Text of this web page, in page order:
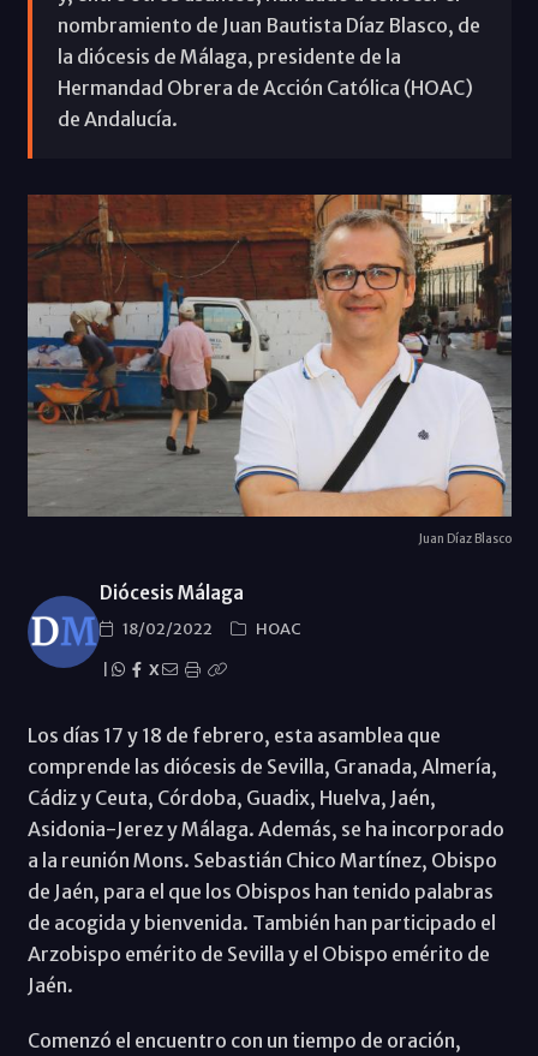
nombramiento de Juan Bautista Díaz Blasco, de
la diócesis de Málaga, presidente de la
Hermandad Obrera de Acción Católica (HOAC)
de Andalucía.
Juan Díaz Blasco
Diócesis Málaga
18/02/2022
HOAC
X
Los días 17 y 18 de febrero, esta asamblea que
comprende las diócesis de Sevilla, Granada, Almería,
Cádiz y Ceuta, Córdoba, Guadix, Huelva, Jaén,
Asidonia-Jerez y Málaga. Además, se ha incorporado
a la reunión Mons. Sebastián Chico Martínez, Obispo
de Jaén, para el que los Obispos han tenido palabras
de acogida y bienvenida. También han participado el
Arzobispo emérito de Sevilla y el Obispo emérito de
Jaén.
Comenzó el encuentro con un tiempo de oración,